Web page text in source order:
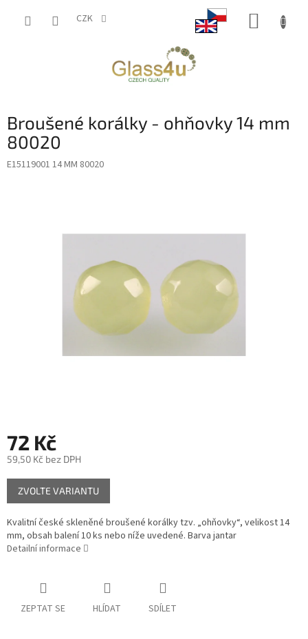
CZK
Broušené korálky - ohňovky 14 mm
80020
E15119001 14 MM 80020
72 Kč
59,50 Kč bez DPH
Měrná
cena:
ZVOLTE VARIANTU
Kvalitní české skleněné broušené korálky tzv. „ohňovky“, velikost 14
mm, obsah balení 10 ks nebo níže uvedené. Barva jantar
Detailní informace
ZEPTAT SE HLÍDAT SDÍLET